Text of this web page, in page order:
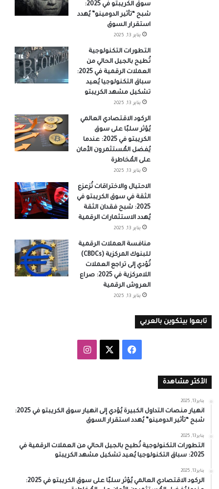
سوق الكريبتو في 2025:
شبح “تأثير الدومينو” يُهدد
استقرار السوق
يناير 13, 2025
التطورات التكنولوجية
تُطيح بالجيل الحالي من
العملات الرقمية في 2025:
سباق التكنولوجيا يُعيد
تشكيل مشهد الكريبتو
يناير 13, 2025
الركود الاقتصادي العالمي
يُؤثر سلبًا على سوق
الكريبتو في 2025: عندما
يُفضل المُستثمرون الأمان
على المُخاطرة
يناير 13, 2025
الاحتيال والاختراقات تُزعزع
الثقة في سوق الكريبتو في
2025: شبح فقدان الثقة
يُهدد الاستثمارات الرقمية
يناير 13, 2025
منافسة العملات الرقمية
للبنوك المركزية (CBDCs)
تُؤدي إلى تراجع العملات
اللامركزية في 2025: صراع
العروش الرقمية
يناير 13, 2025
تابعوا بيتكوين بالعربي
فيسبوك انستقرام
الأكثر مشاهدة
يناير 13, 2025
انهيار منصات التداول الكبيرة يُؤدي إلى انهيار سوق الكريبتو في 2025:
شبح “تأثير الدومينو” يُهدد استقرار السوق
يناير 13, 2025
التطورات التكنولوجية تُطيح بالجيل الحالي من العملات الرقمية في
2025: سباق التكنولوجيا يُعيد تشكيل مشهد الكريبتو
يناير 13, 2025
الركود الاقتصادي العالمي يُؤثر سلبًا على سوق الكريبتو في 2025: